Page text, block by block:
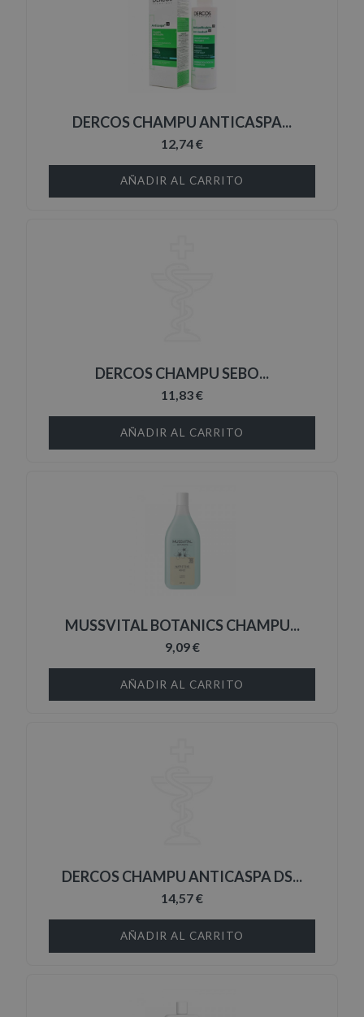
DERCOS CHAMPU ANTICASPA...
12,74 €
AÑADIR AL CARRITO
DERCOS CHAMPU SEBO...
11,83 €
AÑADIR AL CARRITO
MUSSVITAL BOTANICS CHAMPU...
9,09 €
AÑADIR AL CARRITO
DERCOS CHAMPU ANTICASPA DS...
14,57 €
AÑADIR AL CARRITO